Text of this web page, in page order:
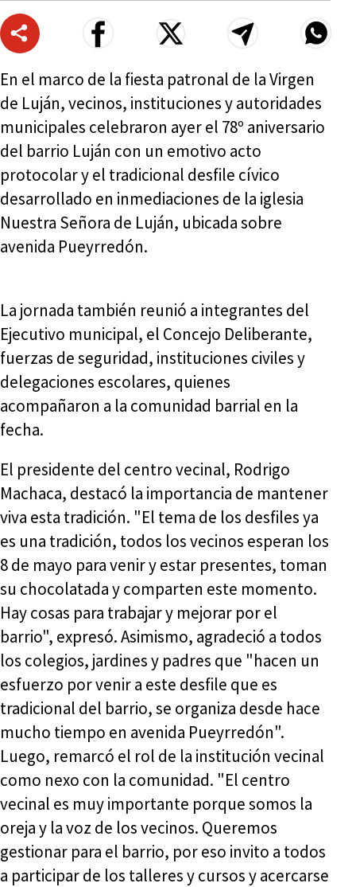
En el marco de la fiesta patronal de la Virgen
de Luján, vecinos, instituciones y autoridades
municipales celebraron ayer el 78º aniversario
del barrio Luján con un emotivo acto
protocolar y el tradicional desfile cívico
desarrollado en inmediaciones de la iglesia
Nuestra Señora de Luján, ubicada sobre
avenida Pueyrredón.
La jornada también reunió a integrantes del
Ejecutivo municipal, el Concejo Deliberante,
fuerzas de seguridad, instituciones civiles y
delegaciones escolares, quienes
acompañaron a la comunidad barrial en la
fecha.
El presidente del centro vecinal, Rodrigo
Machaca, destacó la importancia de mantener
viva esta tradición. "El tema de los desfiles ya
es una tradición, todos los vecinos esperan los
8 de mayo para venir y estar presentes, toman
su chocolatada y comparten este momento.
Hay cosas para trabajar y mejorar por el
barrio", expresó. Asimismo, agradeció a todos
los colegios, jardines y padres que "hacen un
esfuerzo por venir a este desfile que es
tradicional del barrio, se organiza desde hace
mucho tiempo en avenida Pueyrredón".
Luego, remarcó el rol de la institución vecinal
como nexo con la comunidad. "El centro
vecinal es muy importante porque somos la
oreja y la voz de los vecinos. Queremos
gestionar para el barrio, por eso invito a todos
a participar de los talleres y cursos y acercarse